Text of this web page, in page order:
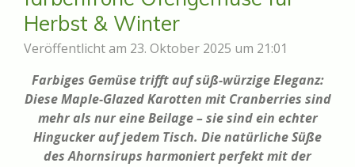
Herbst & Winter
Veröffentlicht am 23. Oktober 2025 um 21:01
Farbiges Gemüse trifft auf süß-würzige Eleganz:
Diese Maple-Glazed Karotten mit Cranberries sind
mehr als nur eine Beilage – sie sind ein echter
Hingucker auf jedem Tisch. Die natürliche Süße
des Ahornsirups harmoniert perfekt mit der